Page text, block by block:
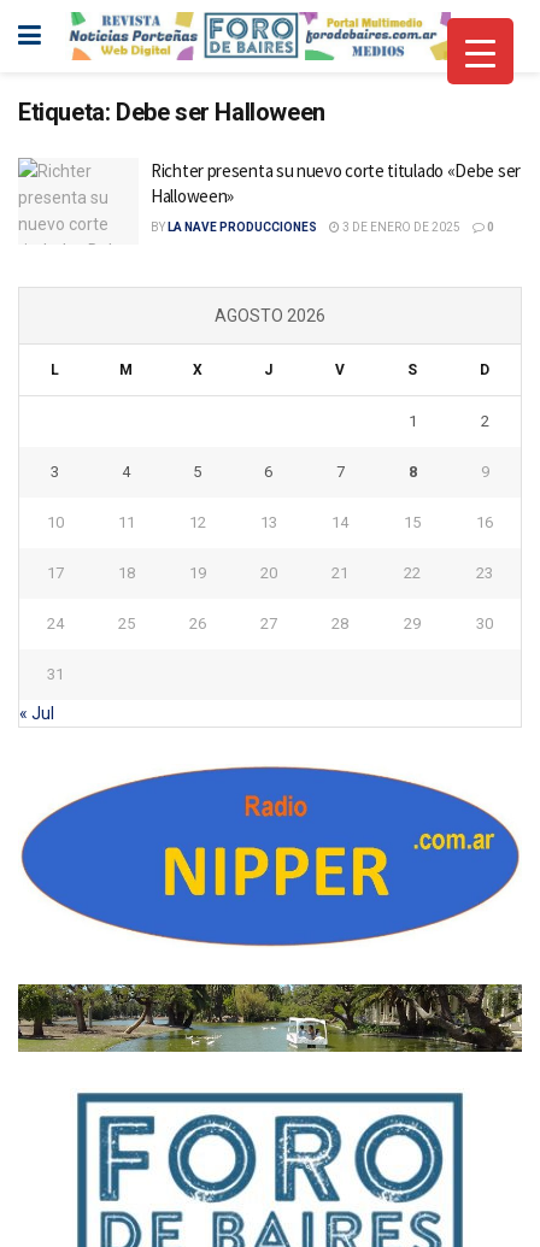
Etiqueta: Debe ser Halloween
Richter presenta su nuevo corte titulado «Debe ser
Halloween»
BY LA NAVE PRODUCCIONES 3 DE ENERO DE 2025 0
AGOSTO 2026
L M X J V S D
1 2
3 4 5 6 7 8 9
10 11 12 13 14 15 16
17 18 19 20 21 22 23
24 25 26 27 28 29 30
31
« Jul